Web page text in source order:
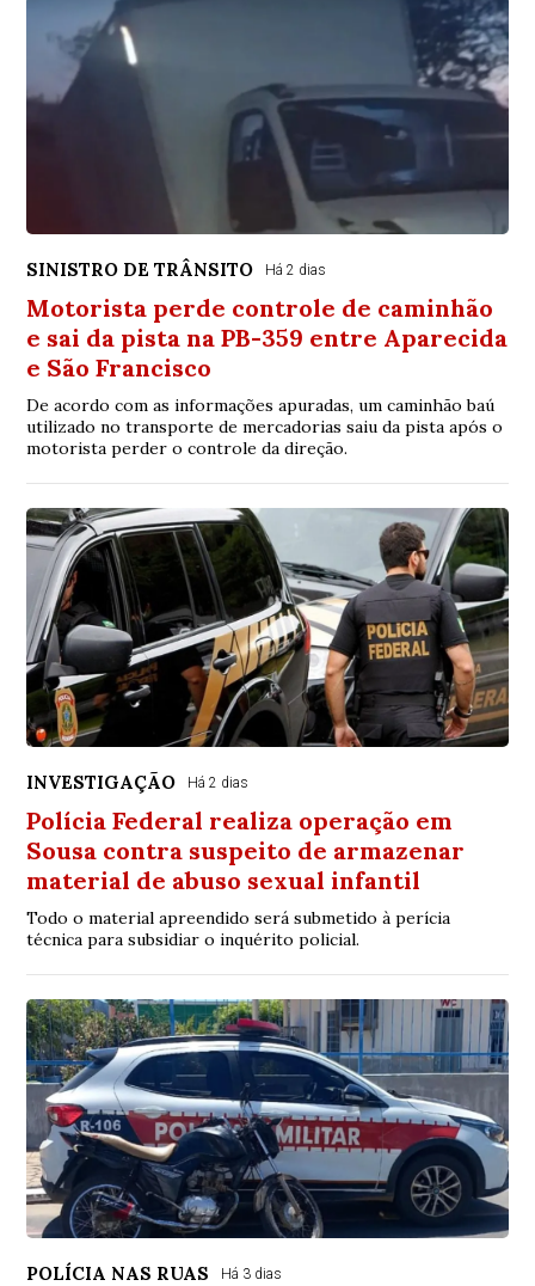
SINISTRO DE TRÂNSITO Há 2 dias
Motorista perde controle de caminhão
e sai da pista na PB-359 entre Aparecida
e São Francisco
De acordo com as informações apuradas, um caminhão baú
utilizado no transporte de mercadorias saiu da pista após o
motorista perder o controle da direção.
INVESTIGAÇÃO Há 2 dias
Polícia Federal realiza operação em
Sousa contra suspeito de armazenar
material de abuso sexual infantil
Todo o material apreendido será submetido à perícia
técnica para subsidiar o inquérito policial.
POLÍCIA NAS RUAS Há 3 dias